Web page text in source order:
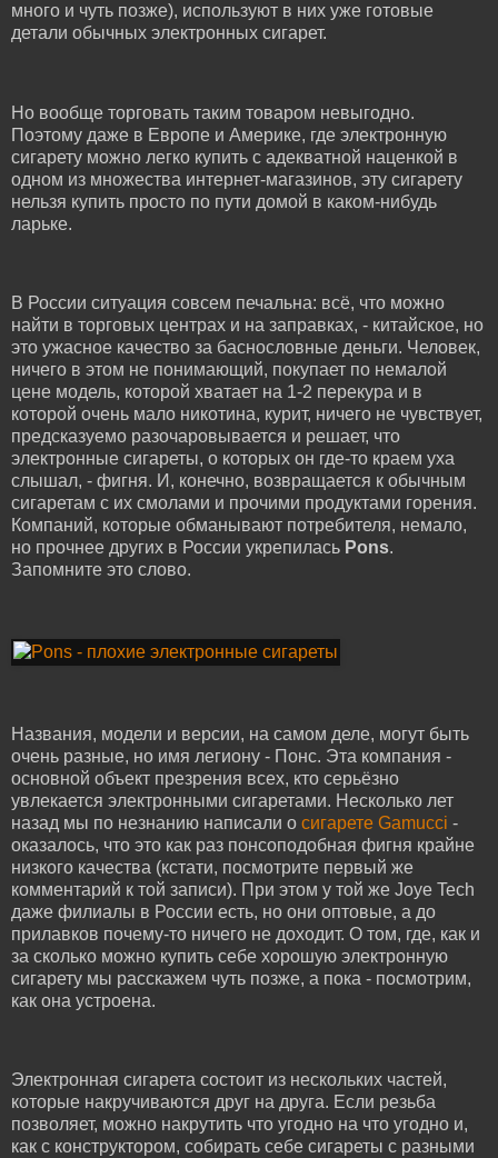
много и чуть позже), используют в них уже готовые
детали обычных электронных сигарет.
Но вообще торговать таким товаром невыгодно.
Поэтому даже в Европе и Америке, где электронную
сигарету можно легко купить с адекватной наценкой в
одном из множества интернет-магазинов, эту сигарету
нельзя купить просто по пути домой в каком-нибудь
ларьке.
В России ситуация совсем печальна: всё, что можно
найти в торговых центрах и на заправках, - китайское, но
это ужасное качество за баснословные деньги. Человек,
ничего в этом не понимающий, покупает по немалой
цене модель, которой хватает на 1-2 перекура и в
которой очень мало никотина, курит, ничего не чувствует,
предсказуемо разочаровывается и решает, что
электронные сигареты, о которых он где-то краем уха
слышал, - фигня. И, конечно, возвращается к обычным
сигаретам с их смолами и прочими продуктами горения.
Компаний, которые обманывают потребителя, немало,
но прочнее других в России укрепилась Pons.
Запомните это слово.
Названия, модели и версии, на самом деле, могут быть
очень разные, но имя легиону - Понс. Эта компания -
основной объект презрения всех, кто серьёзно
увлекается электронными сигаретами. Несколько лет
назад мы по незнанию написали о сигарете Gamucci -
оказалось, что это как раз понсоподобная фигня крайне
низкого качества (кстати, посмотрите первый же
комментарий к той записи). При этом у той же Joye Tech
даже филиалы в России есть, но они оптовые, а до
прилавков почему-то ничего не доходит. О том, где, как и
за сколько можно купить себе хорошую электронную
сигарету мы расскажем чуть позже, а пока - посмотрим,
как она устроена.
Электронная сигарета состоит из нескольких частей,
которые накручиваются друг на друга. Если резьба
позволяет, можно накрутить что угодно на что угодно и,
как с конструктором, собирать себе сигареты с разными